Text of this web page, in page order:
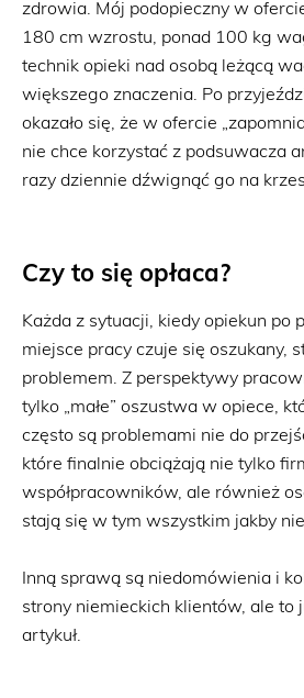
zdrowia. Mój podopieczny w
180 cm wzrostu, ponad 100 kg
technik opieki nad osobą leżącą
większego znaczenia. Po
okazało się, że w ofercie
nie chce korzystać z podsuwacza
razy dziennie dźwignąć go na
Czy to się opłaca?
Każda z sytuacji, kiedy opiekun po
miejsce pracy czuje się oszukany,
problemem. Z perspektywy
tylko „małe” oszustwa w opiece,
często są problemami nie do
które finalnie obciążają nie tylko
współpracowników, ale również
stają się w tym wszystkim jakby
Inną sprawą są niedomówienia i
strony niemieckich klientów, ale to
artykuł.